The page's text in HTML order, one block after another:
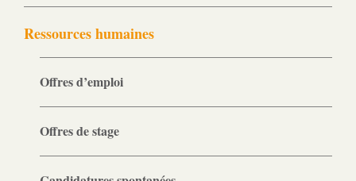
Ressources humaines
Offres d’emploi
Offres de stage